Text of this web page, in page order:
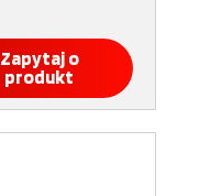
Zapytaj o
produkt